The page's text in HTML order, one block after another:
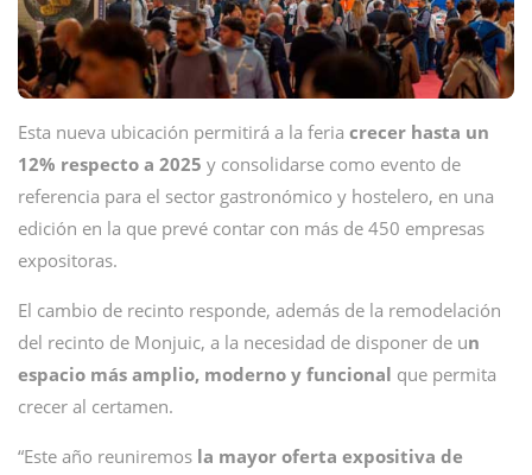
Esta nueva ubicación permitirá a la feria crecer hasta un
12% respecto a 2025 y consolidarse como evento de
referencia para el sector gastronómico y hostelero, en una
edición en la que prevé contar con más de 450 empresas
expositoras.
El cambio de recinto responde, además de la remodelación
del recinto de Monjuic, a la necesidad de disponer de un
espacio más amplio, moderno y funcional que permita
crecer al certamen.
“Este año reuniremos la mayor oferta expositiva de